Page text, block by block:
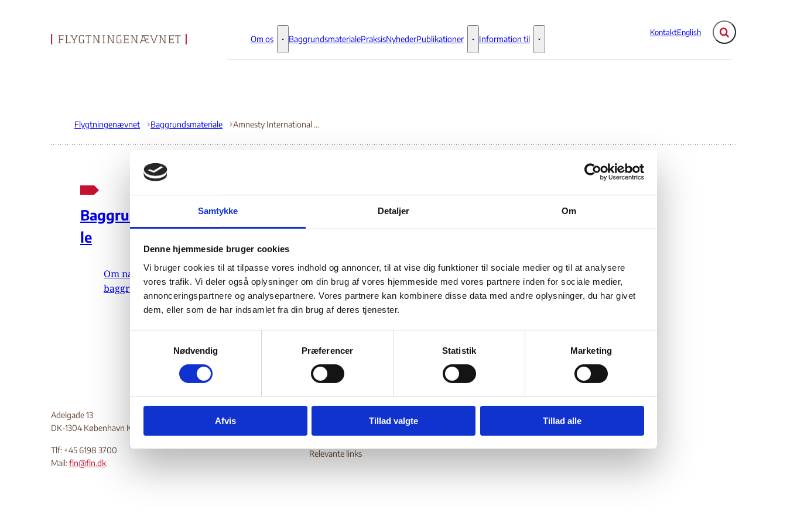
Samtykke Detaljer Om
Denne hjemmeside bruger cookies
Vi bruger cookies til at tilpasse vores indhold og annoncer, til at vise dig funktioner til sociale medier og til at analysere
vores trafik. Vi deler også oplysninger om din brug af vores hjemmeside med vores partnere inden for sociale medier,
annonceringspartnere og analysepartnere. Vores partnere kan kombinere disse data med andre oplysninger, du har givet
dem, eller som de har indsamlet fra din brug af deres tjenester.
v
Nødvendig Præferencer Statistik Marketing
Afvis Tillad valgte Tillad alle
Gå til forsiden
KontaktEnglish Fold søgefelt ud
Om os Om os - Flere links
BaggrundsmaterialePraksisNyhederPublikationer Publikationer - Flere links
Information til Information til - Flere links
Flygtningenævnet Baggrundsmateriale Amnesty International Annual Report 2011 - Ukraine
Baggrundsmateria
le
Om nævnets
baggrundsmateriale
Amnesty International
Annual Report 2011 -
Ukraine
13.05.2011 Bilag 93Amnesty International (AI)
Download
Adelgade 13
DK-1304 København K
Tlf: +45 6198 3700
Mail:fln@fln.dk
Digital Post - Virksomheder
Relevante links